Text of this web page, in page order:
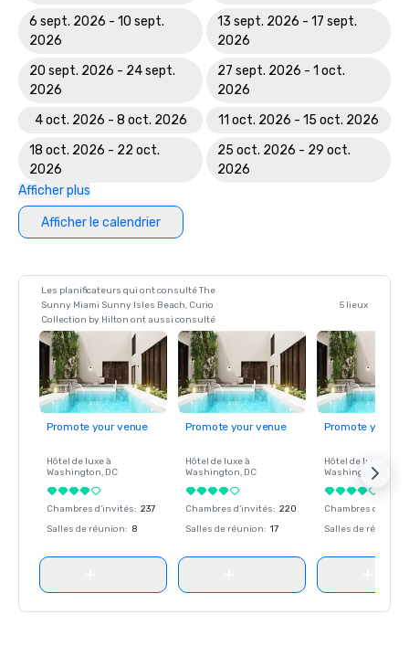
6 sept. 2026 - 10 sept.
2026
13 sept. 2026 - 17 sept.
2026
20 sept. 2026 - 24 sept.
2026
27 sept. 2026 - 1 oct.
2026
4 oct. 2026 - 8 oct. 2026
11 oct. 2026 - 15 oct. 2026
18 oct. 2026 - 22 oct.
2026
25 oct. 2026 - 29 oct.
2026
Afficher plus
Afficher le calendrier
Les planificateurs qui ont consulté The
Sunny Miami Sunny Isles Beach, Curio
Collection by Hilton ont aussi consulté
5 lieux
Promote your venue
Hôtel de luxe à
Washington, DC
Chambres d'invités: 237
Salles de réunion: 8
Promote your venue
Hôtel de luxe à
Washington, DC
Chambres d'invités: 220
Salles de réunion: 17
Promote your
Hôtel de luxe à
Washington
Chambres
Salles de réunion